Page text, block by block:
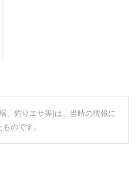
、釣りエサ等)は、当時の情報に
のです。